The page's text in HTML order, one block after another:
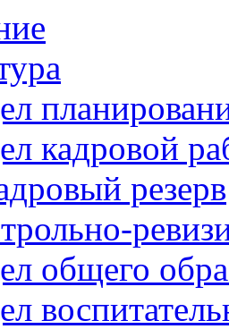
кадровой
резерв
общего